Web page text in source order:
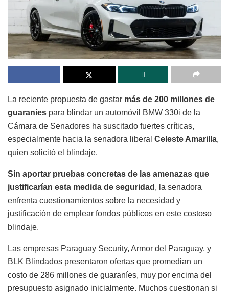
La reciente propuesta de gastar más de 200 millones de
guaraníes para blindar un automóvil BMW 330i de la
Cámara de Senadores ha suscitado fuertes críticas,
especialmente hacia la senadora liberal Celeste Amarilla,
quien solicitó el blindaje.
Sin aportar pruebas concretas de las amenazas que
justificarían esta medida de seguridad , la senadora
enfrenta cuestionamientos sobre la necesidad y
justificación de emplear fondos públicos en este costoso
blindaje.
Las empresas Paraguay Security, Armor del Paraguay, y
BLK Blindados presentaron ofertas que promedian un
costo de 286 millones de guaraníes, muy por encima del
presupuesto asignado inicialmente. Muchos cuestionan si